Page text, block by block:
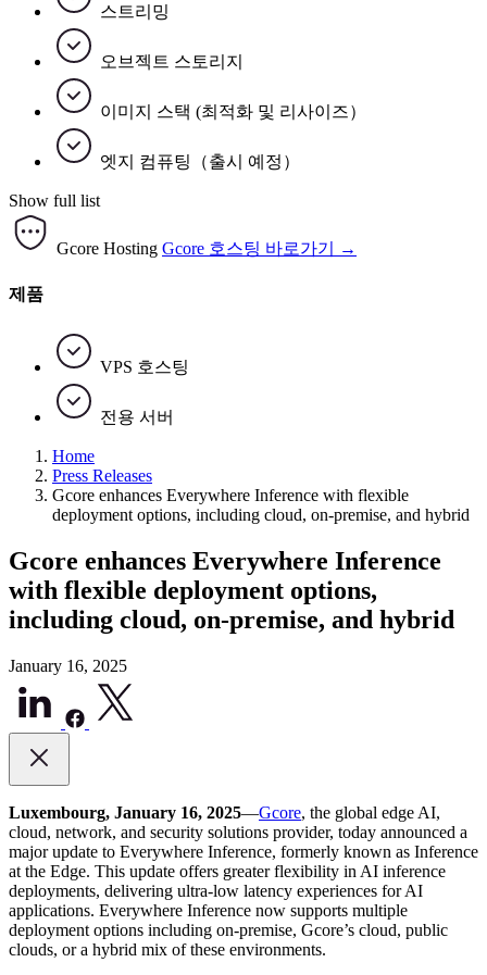
스트리밍
오브젝트 스토리지
이미지 스택 (최적화 및 리사이즈）
엣지 컴퓨팅（출시 예정）
Show full list
Gcore Hosting Gcore 호스팅 바로가기 →
제품
VPS 호스팅
전용 서버
Home
Press Releases
Gcore enhances Everywhere Inference with flexible
deployment options, including cloud, on-premise, and hybrid
Gcore enhances Everywhere Inference
with flexible deployment options,
including cloud, on-premise, and hybrid
January 16, 2025
Luxembourg, January 16, 2025—Gcore, the global edge AI,
cloud, network, and security solutions provider, today announced a
major update to Everywhere Inference, formerly known as Inference
at the Edge. This update offers greater flexibility in AI inference
deployments, delivering ultra-low latency experiences for AI
applications. Everywhere Inference now supports multiple
deployment options including on-premise, Gcore’s cloud, public
clouds, or a hybrid mix of these environments.